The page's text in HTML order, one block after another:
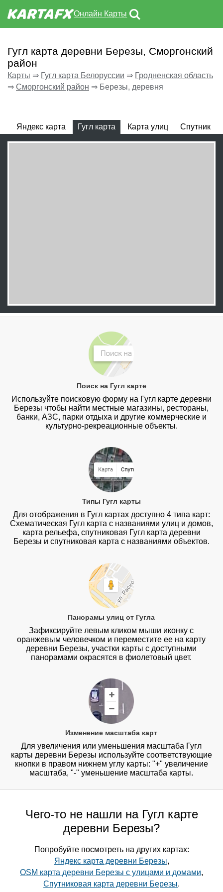
Онлайн Карты
Гугл карта деревни Березы, Сморгонский
район
Карты ⇒ Гугл карта Белоруссии ⇒ Гродненская область
⇒ Сморгонский район ⇒ Березы, деревня
Яндекс карта Гугл карта Карта улиц Спутник
Поиск на Гугл карте
Используйте поисковую форму на Гугл карте деревни
Березы чтобы найти местные магазины, рестораны,
банки, АЗС, парки отдыха и другие коммерческие и
культурно-рекреационные объекты.
Типы Гугл карты
Для отображения в Гугл картах доступно 4 типа карт:
Схематическая Гугл карта с названиями улиц и домов,
карта рельефа, спутниковая Гугл карта деревни
Березы и спутниковая карта с названиями объектов.
Панорамы улиц от Гугла
Зафиксируйте левым кликом мыши иконку с
оранжевым человечком и переместите ее на карту
деревни Березы, участки карты с доступными
панорамами окрасятся в фиолетовый цвет.
Изменение масштаба карт
Для увеличения или уменьшения масштаба Гугл
карты деревни Березы используйте соответствующие
кнопки в правом нижнем углу карты: "+" увеличение
масштаба, "-" уменьшение масштаба карты.
Чего-то не нашли на Гугл карте
деревни Березы?
Попробуйте посмотреть на других картах:
Яндекс карта деревни Березы,
OSM карта деревни Березы с улицами и домами,
Спутниковая карта деревни Березы.